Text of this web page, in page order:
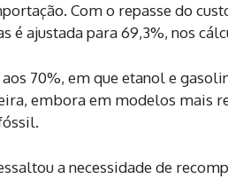
Com o repasse do
é ajustada para 69,3%, nos
70%, em que etanol e
embora em modelos mais
a necessidade de